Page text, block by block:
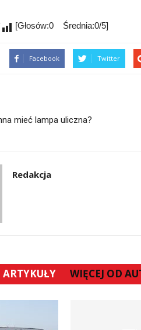
[Głosów:0 Średnia:0/5]
Facebook Twitter
mieć lampa uliczna?
Redakcja
WIĘCEJ OD